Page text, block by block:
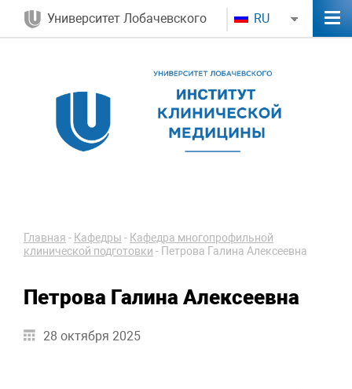
Университет Лобачевского RU
Главная - Кафедры - Кафедра многопрофильной
клинической подготовки - Петрова Галина Алексеевна
Петрова Галина Алексеевна
28 октября 2025